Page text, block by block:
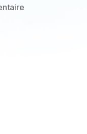
sur